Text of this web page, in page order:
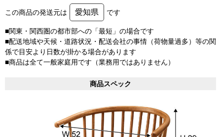
この商品の発送元は 愛知県 です
■関東・関西圏の都市部への「最短」の場合です
■配送地域や天候・道路状況・配送会社の事情（荷物量過多）等の関
係で目安より日数が掛かる場合があります
■商品は全て一般家庭用です（業務用ではありません）
商品スペック